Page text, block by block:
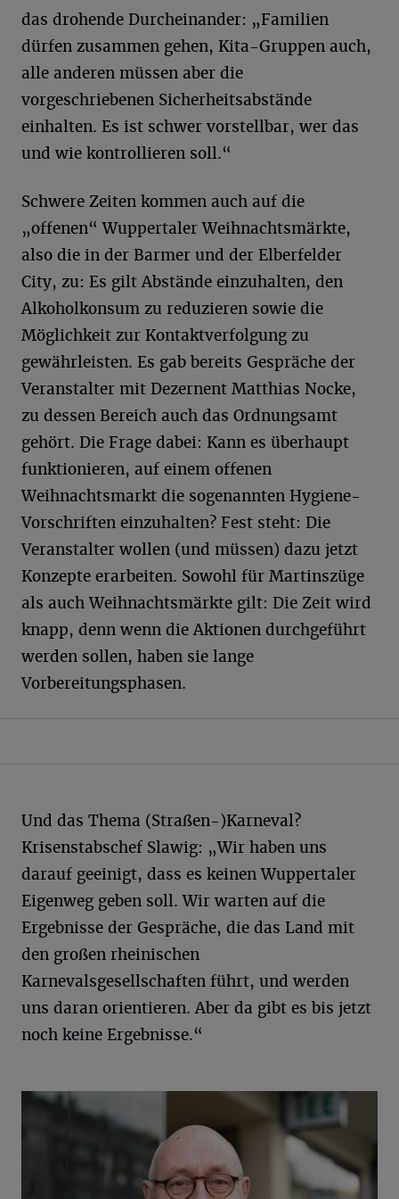
das drohende Durcheinander: „Familien
dürfen zusammen gehen, Kita-Gruppen auch,
alle anderen müssen aber die
vorgeschriebenen Sicherheitsabstände
einhalten. Es ist schwer vorstellbar, wer das
und wie kontrollieren soll.“
Schwere Zeiten kommen auch auf die
„offenen“ Wuppertaler Weihnachtsmärkte,
also die in der Barmer und der Elberfelder
City, zu: Es gilt Abstände einzuhalten, den
Alkoholkonsum zu reduzieren sowie die
Möglichkeit zur Kontaktverfolgung zu
gewährleisten. Es gab bereits Gespräche der
Veranstalter mit Dezernent Matthias Nocke,
zu dessen Bereich auch das Ordnungsamt
gehört. Die Frage dabei: Kann es überhaupt
funktionieren, auf einem offenen
Weihnachtsmarkt die sogenannten Hygiene-
Vorschriften einzuhalten? Fest steht: Die
Veranstalter wollen (und müssen) dazu jetzt
Konzepte erarbeiten. Sowohl für Martinszüge
als auch Weihnachtsmärkte gilt: Die Zeit wird
knapp, denn wenn die Aktionen durchgeführt
werden sollen, haben sie lange
Vorbereitungsphasen.
Und das Thema (Straßen-)Karneval?
Krisenstabschef Slawig: „Wir haben uns
darauf geeinigt, dass es keinen Wuppertaler
Eigenweg geben soll. Wir warten auf die
Ergebnisse der Gespräche, die das Land mit
den großen rheinischen
Karnevalsgesellschaften führt, und werden
uns daran orientieren. Aber da gibt es bis jetzt
noch keine Ergebnisse.“